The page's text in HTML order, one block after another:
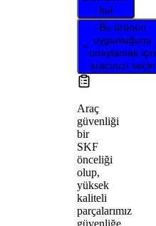
bul
Bu ürünün
uygunluğunu
onaylamak için
aracınızı seçin
Araç
güvenliği
bir
SKF
önceliği
olup,
yüksek
kaliteli
parçalarımız
güvenliğe